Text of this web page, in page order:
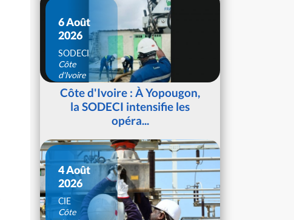
6 Août
2026
SODECI
Côte
d'Ivoire
Côte d'Ivoire : À Yopougon,
la SODECI intensifie les
opéra...
4 Août
2026
CIE
Côte